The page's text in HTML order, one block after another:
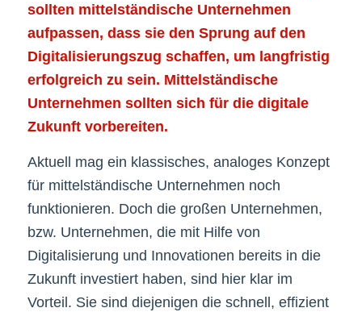
sollten mittelständische Unternehmen
aufpassen, dass sie den Sprung auf den
Digitalisierungszug schaffen, um langfristig
erfolgreich zu sein. Mittelständische
Unternehmen sollten sich für die digitale
Zukunft vorbereiten.
Aktuell mag ein klassisches, analoges Konzept
für mittelständische Unternehmen noch
funktionieren. Doch die großen Unternehmen,
bzw. Unternehmen, die mit Hilfe von
Digitalisierung und Innovationen bereits in die
Zukunft investiert haben, sind hier klar im
Vorteil. Sie sind diejenigen die schnell, effizient